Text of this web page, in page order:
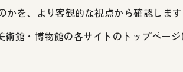
かを、より客観的な視点から確認しま
館・博物館の各サイトのトップペー